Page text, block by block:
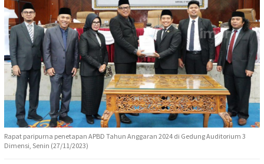
Rapat paripurna penetapan APBD Tahun Anggaran 2024 di Gedung Auditorium 3
Dimensi, Senin (27/11/2023)